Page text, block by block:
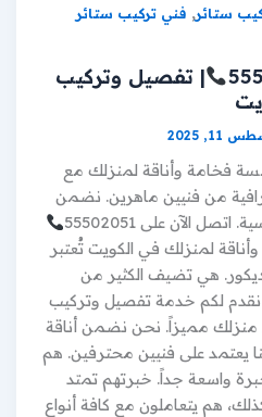
ستائر,فني تركيب ستائر
| تفصيل وتركيب
2025
فخامة وأناقة لمنزلك مع
من فنيين ماهرين. نضمن
الآن على 55502051
لمنزلك في الكويت تُعتبر
هي تضيف الكثير من
نقدم لكم خدمة تفصيل وتركيب
مميزاً. نحن نضمن أناقة
على فنيين محترفين. هم
واسعة جداً. خبرتهم تمتد
هم يتعاملون مع كافة أنواع